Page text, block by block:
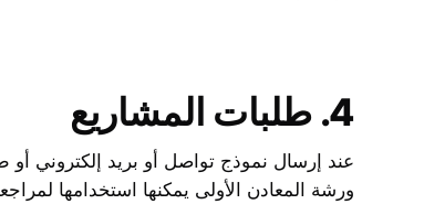
4. طلبات المشاريع
عند إرسال نموذج تواصل أو بريد إلكتروني
ورشة المعادن الأولى يمكنها استخدامها